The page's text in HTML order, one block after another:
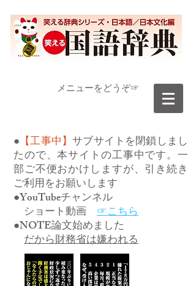
​メニューをどうぞ☞
● 【工事中】サブサイトを閉鎖しまし
たので、本サイトの工事中です。一
部ご不便おかけしますが、引き続き
ご利用をお願いします
●YouTubeチャンネル
ショート動画 ☞こちら
●NOTE論文始めました
だから財務省は嫌われる